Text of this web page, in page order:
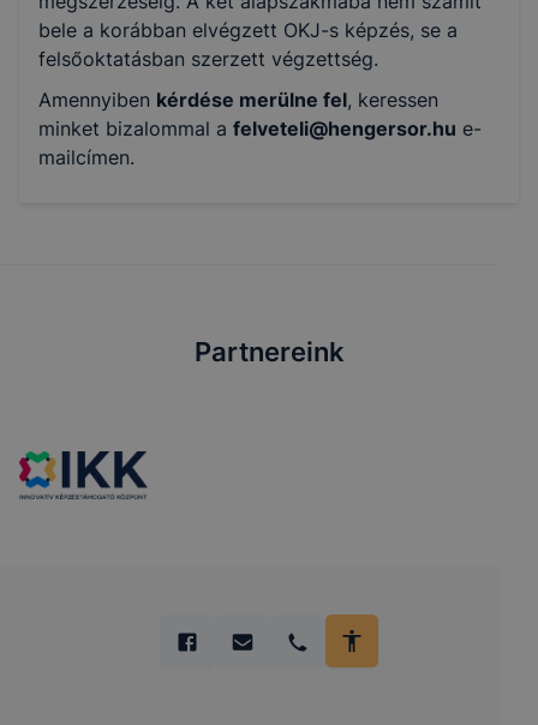
bele a korábban elvégzett OKJ-s képzés, se a
felsőoktatásban szerzett végzettség.
Amennyiben kérdése merülne fel, keressen
minket bizalommal a felveteli@hengersor.hu e-
mailcímen.
Partnereink